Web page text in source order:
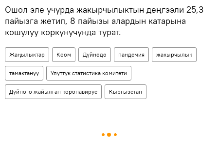
Ошол эле учурда жакырчылыктын деңгээли 25,3
пайызга жетип, 8 пайызы алардын катарына
кошулуу коркунучунда турат.
Жаңылыктар Коом Дүйнөдө пандемия жакырчылык
тамактануу Улуттук статистика комитети
Дүйнөгө жайылган коронавирус Кыргызстан